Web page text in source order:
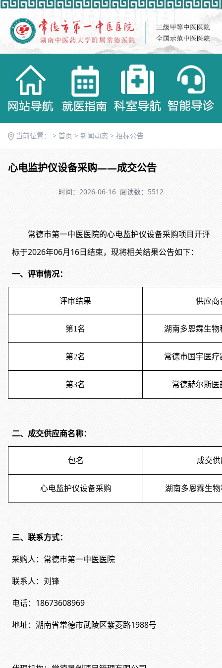
当前位置： > 首页 > 新闻动态 > 招标公告
心电监护仪设备采购——成交公告
时间：2026-06-16 阅读数：5512
常德市第一中医医院的心电监护仪设备采购项目开评
标于2026年06月16日结束，现将相关结果公告如下：
一、评审情况：
评审结果 供应商
第1名 湖南多恩霖生物
第2名 常德市国宇医
第3名 常德赫尔斯医
二、成交供应商名称：
包名 成交
心电监护仪设备采购 湖南多恩霖生
三、联系方式：
采购人：常德市第一中医医院
联系人：刘锋
电话：18673608969
地址：湖南省常德市武陵区紫菱路1988号